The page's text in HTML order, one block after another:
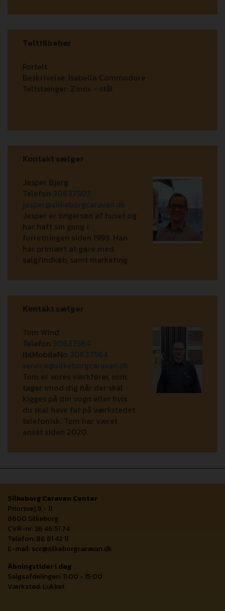
Telttilbehør
Fortelt
Beskrivelse: Isabella Commodore
Teltstænger: Zinox - stål
Kontakt sælger
Jesper Bjerg
Telefon 30637503
jesper@silkeborgcaravan.dk
Jesper er svigersøn af huset og
har haft sin gang i
forretningen siden 1999. Han
har primært at gøre med
salg/indkøb, samt marketing
Kontakt sælger
Tom Wind
Telefon 30637564
lblMobileNo 30637564
service@silkeborgcaravan.dk
Tom er vores værkfører, som
tager imod dig når der skal
kigges på din vogn eller hvis
du skal have fat på værkstedet
telefonisk. Tom har været
ansat siden 2020.
Silkeborg Caravan Center
Priorsvej 9 - 11
8600 Silkeborg
CVR-nr: 36 46 51 74
Telefon: 86 81 42 11
E-mail: scc@silkeborgcaravan.dk
Åbningstider i dag
Salgsafdelingen: 11:00 - 15:00
Værksted: Lukket